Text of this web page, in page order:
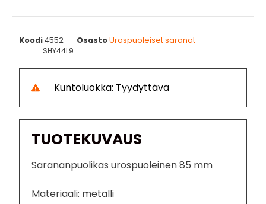
Koodi4552 OsastoUrospuoleiset saranat
SHY44L9
Kuntoluokka: Tyydyttävä
TUOTEKUVAUS
Sarananpuolikas urospuoleinen 85 mm
Materiaali: metalli